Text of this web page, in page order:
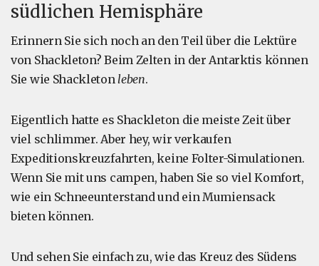
südlichen Hemisphäre
Erinnern Sie sich noch an den Teil über die Lektüre
von Shackleton? Beim Zelten in der Antarktis können
Sie wie Shackletonleben.
Eigentlich hatte es Shackleton die meiste Zeit über
viel schlimmer. Aber hey, wir verkaufen
Expeditionskreuzfahrten, keine Folter-Simulationen.
Wenn Sie mit uns campen, haben Sie so viel Komfort,
wie ein Schneeunterstand und ein Mumiensack
bieten können.
Und sehen Sie einfach zu, wie das Kreuz des Südens